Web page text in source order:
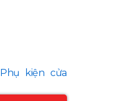
Phụ kiện cửa